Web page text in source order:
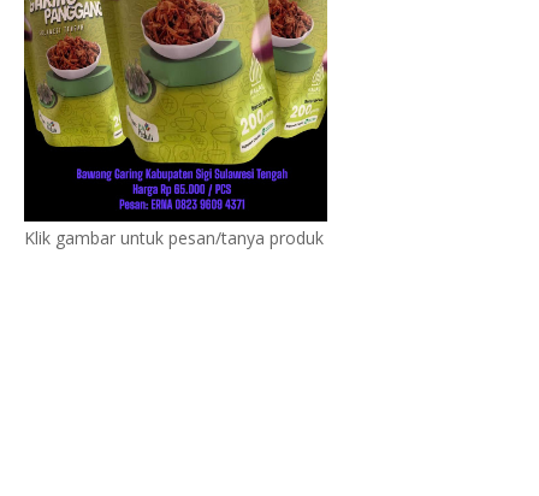
Klik gambar untuk pesan/tanya produk